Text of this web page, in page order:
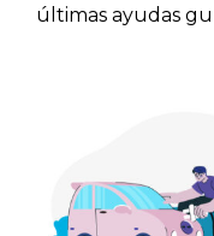
últimas ayudas